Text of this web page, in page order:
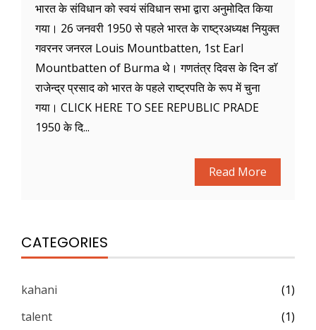
भारत के संविधान को स्वयं संविधान सभा द्वारा अनुमोदित किया
गया। 26 जनवरी 1950 से पहले भारत के राष्ट्रअध्यक्ष नियुक्त
गवरनर जनरल Louis Mountbatten, 1st Earl
Mountbatten of Burma थे। गणतंत्र दिवस के दिन डाॅ
राजेन्द्र प्रसाद को भारत के पहले राष्ट्रपति के रूप में चुना
गया। CLICK HERE TO SEE REPUBLIC PRADE
1950 के दि...
Read More
CATEGORIES
kahani
(1)
talent
(1)